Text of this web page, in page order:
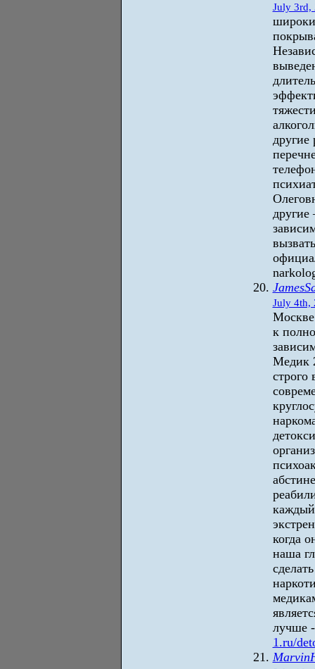
July 3rd,
другие
July 4th,
к
Медик
строго
когда
наша
лучше
1.ru/